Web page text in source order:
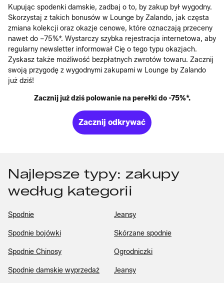
Kupując spodenki damskie, zadbaj o to, by zakup był wygodny.
Skorzystaj z takich bonusów w Lounge by Zalando, jak częsta
zmiana kolekcji oraz okazje cenowe, które oznaczają przeceny
nawet do –75%*. Wystarczy szybka rejestracja internetowa, aby
regularny newsletter informował Cię o tego typu okazjach.
Zyskasz także możliwość bezpłatnych zwrotów towaru. Zacznij
swoją przygodę z wygodnymi zakupami w Lounge by Zalando
już dziś!
Zacznij już dziś polowanie na perełki do -75%*.
Zacznij odkrywać
Najlepsze typy: zakupy
według kategorii
Spodnie Jeansy
Spodnie bojówki Skórzane spodnie
Spodnie Chinosy Ogrodniczki
Spodnie damskie wyprzedaż Jeansy